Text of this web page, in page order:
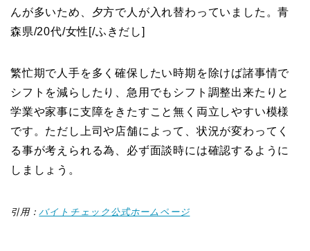
んが多いため、夕方で人が入れ替わっていました。青
森県/20代/女性 [/ふきだし]
繁忙期で人手を多く確保したい時期を除けば諸事情で
シフトを減らしたり、急用でもシフト調整出来たりと
学業や家事に支障をきたすこと無く両立しやすい模様
です。ただし上司や店舗によって、状況が変わってく
る事が考えられる為、必ず面談時には確認するように
しましょう。
引用：バイトチェック公式ホームページ